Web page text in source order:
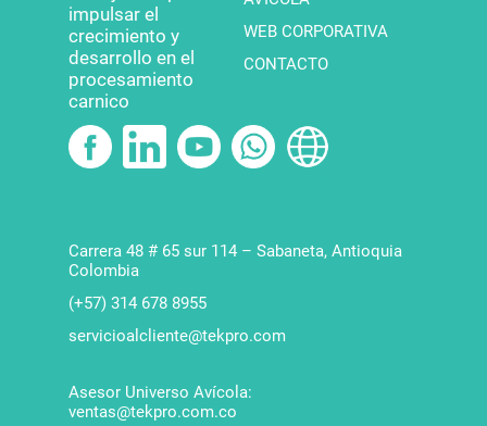
impulsar el
crecimiento y
desarrollo en el
procesamiento
carnico
WEB CORPORATIVA
CONTACTO
tratamiento de datos
Política de garantías
Carrera 48 # 65 sur 114 – Sabaneta, Antioquia
Colombia
(+57) 314 678 8955
servicioalcliente@tekpro.com
Asesor Universo Avícola:
ventas@tekpro.com.co